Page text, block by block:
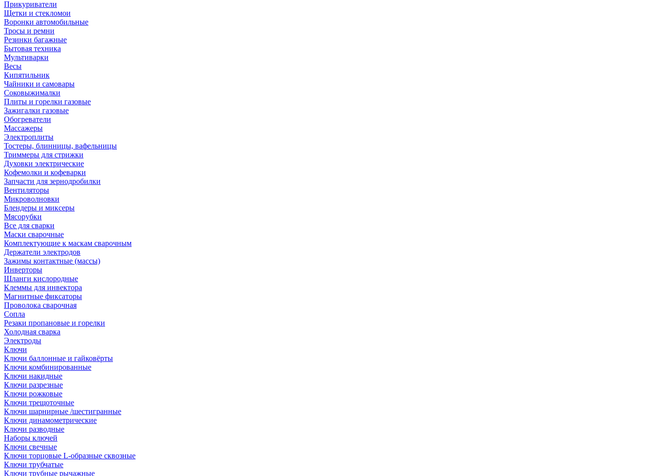
Прикуриватели
Щетки и стекломои
Воронки автомобильные
Тросы и ремни
Резинки багажные
Бытовая техника
Мультиварки
Весы
Кипятильник
Чайники и самовары
Соковыжималки
Плиты и горелки газовые
Зажигалки газовые
Обогреватели
Массажеры
Электроплиты
Тостеры, блинницы, вафельницы
Триммеры для стрижки
Духовки электрические
Кофемолки и кофеварки
Запчасти для зернодробилки
Вентиляторы
Микроволновки
Блендеры и миксеры
Мясорубки
Все для сварки
Маски сварочные
Комплектующие к маскам сварочным
Держатели электродов
Зажимы контактные (массы)
Инверторы
Шланги кислородные
Клеммы для инвектора
Магнитные фиксаторы
Проволока сварочная
Сопла
Резаки пропановые и горелки
Холодная сварка
Электроды
Ключи
Ключи баллонные и гайковёрты
Ключи комбинированные
Ключи накидные
Ключи разрезные
Ключи рожковые
Ключи трещоточные
Ключи шарнирные /шестигранные
Ключи динамометрические
Ключи разводные
Наборы ключей
Ключи свечные
Ключи торцовые L-образные сквозные
Ключи трубчатые
Ключи трубные рычажные